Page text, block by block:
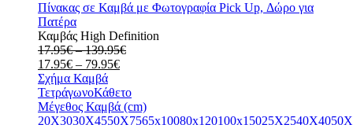
Πίνακας σε Καμβά με Φωτογραφία Pick Up, Δώρο για
Πατέρα
Καμβάς High Definition
17.95€ – 139.95€Price
through
139.95€
17.95€ – 79.95€Price
17.95€
through
79.95€
Σχήμα Καμβά
ΤετράγωνοΚάθετο
Μέγεθος Καμβά (cm)
20X3030X4550X7565x10080x120100x15025X2540X40